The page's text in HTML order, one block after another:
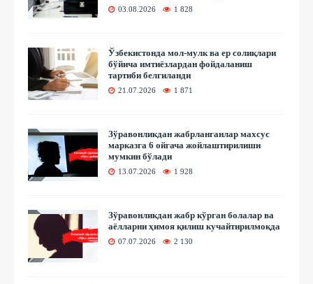
03.08.2026 1 828
Ўзбекистонда мол-мулк ва ер солиқлари
бўйича имтиёзлардан фойдаланиш
тартиби белгиланди
21.07.2026 1 871
Зўравонликдан жабрланганлар махсус
марказга 6 ойгача жойлаштирилиши
мумкин бўлади
13.07.2026 1 928
Зўравонликдан жабр кўрган болалар ва
аёлларни ҳимоя қилиш кучайтирилмоқда
07.07.2026 2 130